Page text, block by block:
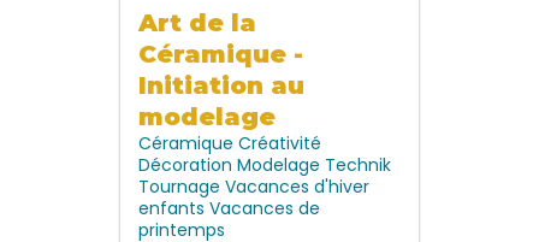
Art de la
Céramique -
Initiation au
modelage
Céramique Créativité
Décoration Modelage Technik
Tournage Vacances d'hiver
enfants Vacances de
printemps